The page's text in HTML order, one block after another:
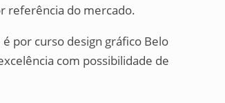
referência do mercado.
por curso design gráfico Belo
com possibilidade de